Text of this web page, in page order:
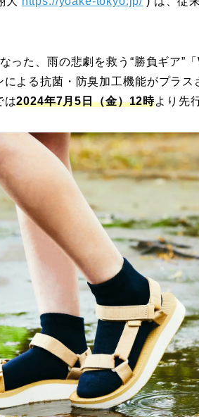
った、雨の悲劇を救う“勝負ギア”
よる抗菌・防臭加工機能がプラ
は2024年7月5日（金）12時より先